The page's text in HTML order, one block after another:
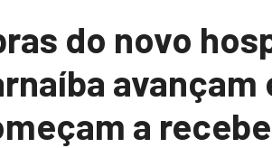
do novo
a